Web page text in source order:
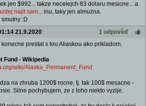
jen $992... takze necelejch 83 dolaru mesicne... a
najit sam... inu, taky jen almuzna.
:D
21.9.2020
1 odpověď
konecne prestat s tou Aliaskou ako prikladom.
Fund - Wikipedia
wiki/Alaska_Permanent_Fund
na zhruba 1200$ rocne, tj. tak 100$ mesacne -
Silne pochybujem, ze z toho niekto vyzije.